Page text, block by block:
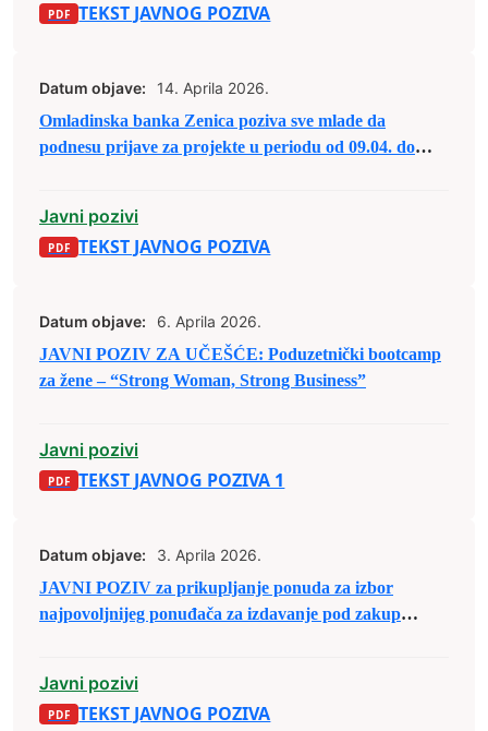
TEKST JAVNOG POZIVA
Datum objave:
14. Aprila 2026.
Omladinska banka Zenica poziva sve mlade da
podnesu prijave za projekte u periodu od 09.04. do
Javni pozivi
TEKST JAVNOG POZIVA
Datum objave:
6. Aprila 2026.
JAVNI POZIV ZA UČEŠĆE: Poduzetnički bootcamp
za žene – “Strong Woman, Strong Business”
Javni pozivi
TEKST JAVNOG POZIVA 1
Datum objave:
3. Aprila 2026.
JAVNI POZIV za prikupljanje ponuda za izbor
najpovoljnijeg ponuđača za izdavanje pod zakup
Javni pozivi
TEKST JAVNOG POZIVA